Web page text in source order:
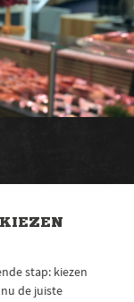
stap: kiezen
de juiste